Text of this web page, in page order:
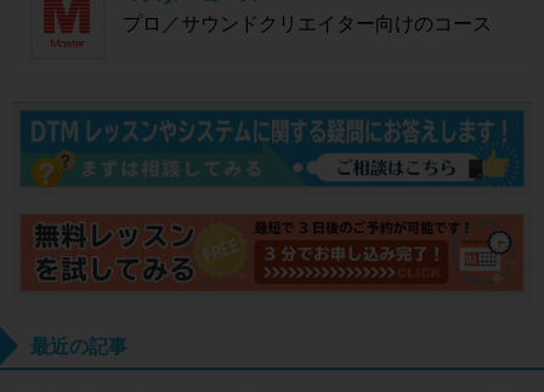
プロ／サウンドクリエイター向けのコース
最近の記事